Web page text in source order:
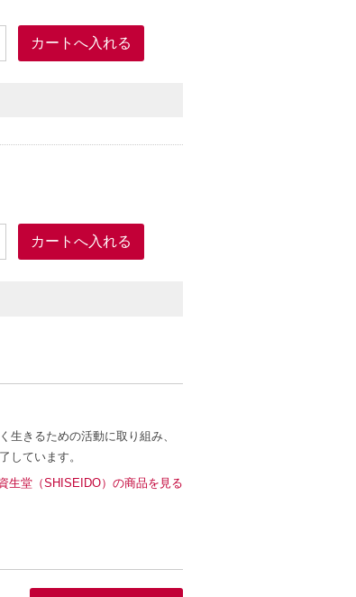
生きるための活動に取り組み、
しています。
生堂（SHISEIDO）の商品を見る